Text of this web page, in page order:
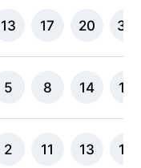
13 17 20 30
5 8 14 18
2 11 13 18